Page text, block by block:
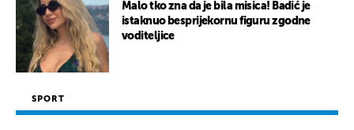
Malo tko zna da je bila misica! Badić je
istaknuo besprijekornu figuru zgodne
voditeljice
SPORT